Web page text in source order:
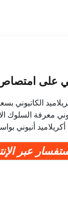
على
الكاتيوني
معرفة السلوك
أكريلاميد أنيوني
عبر